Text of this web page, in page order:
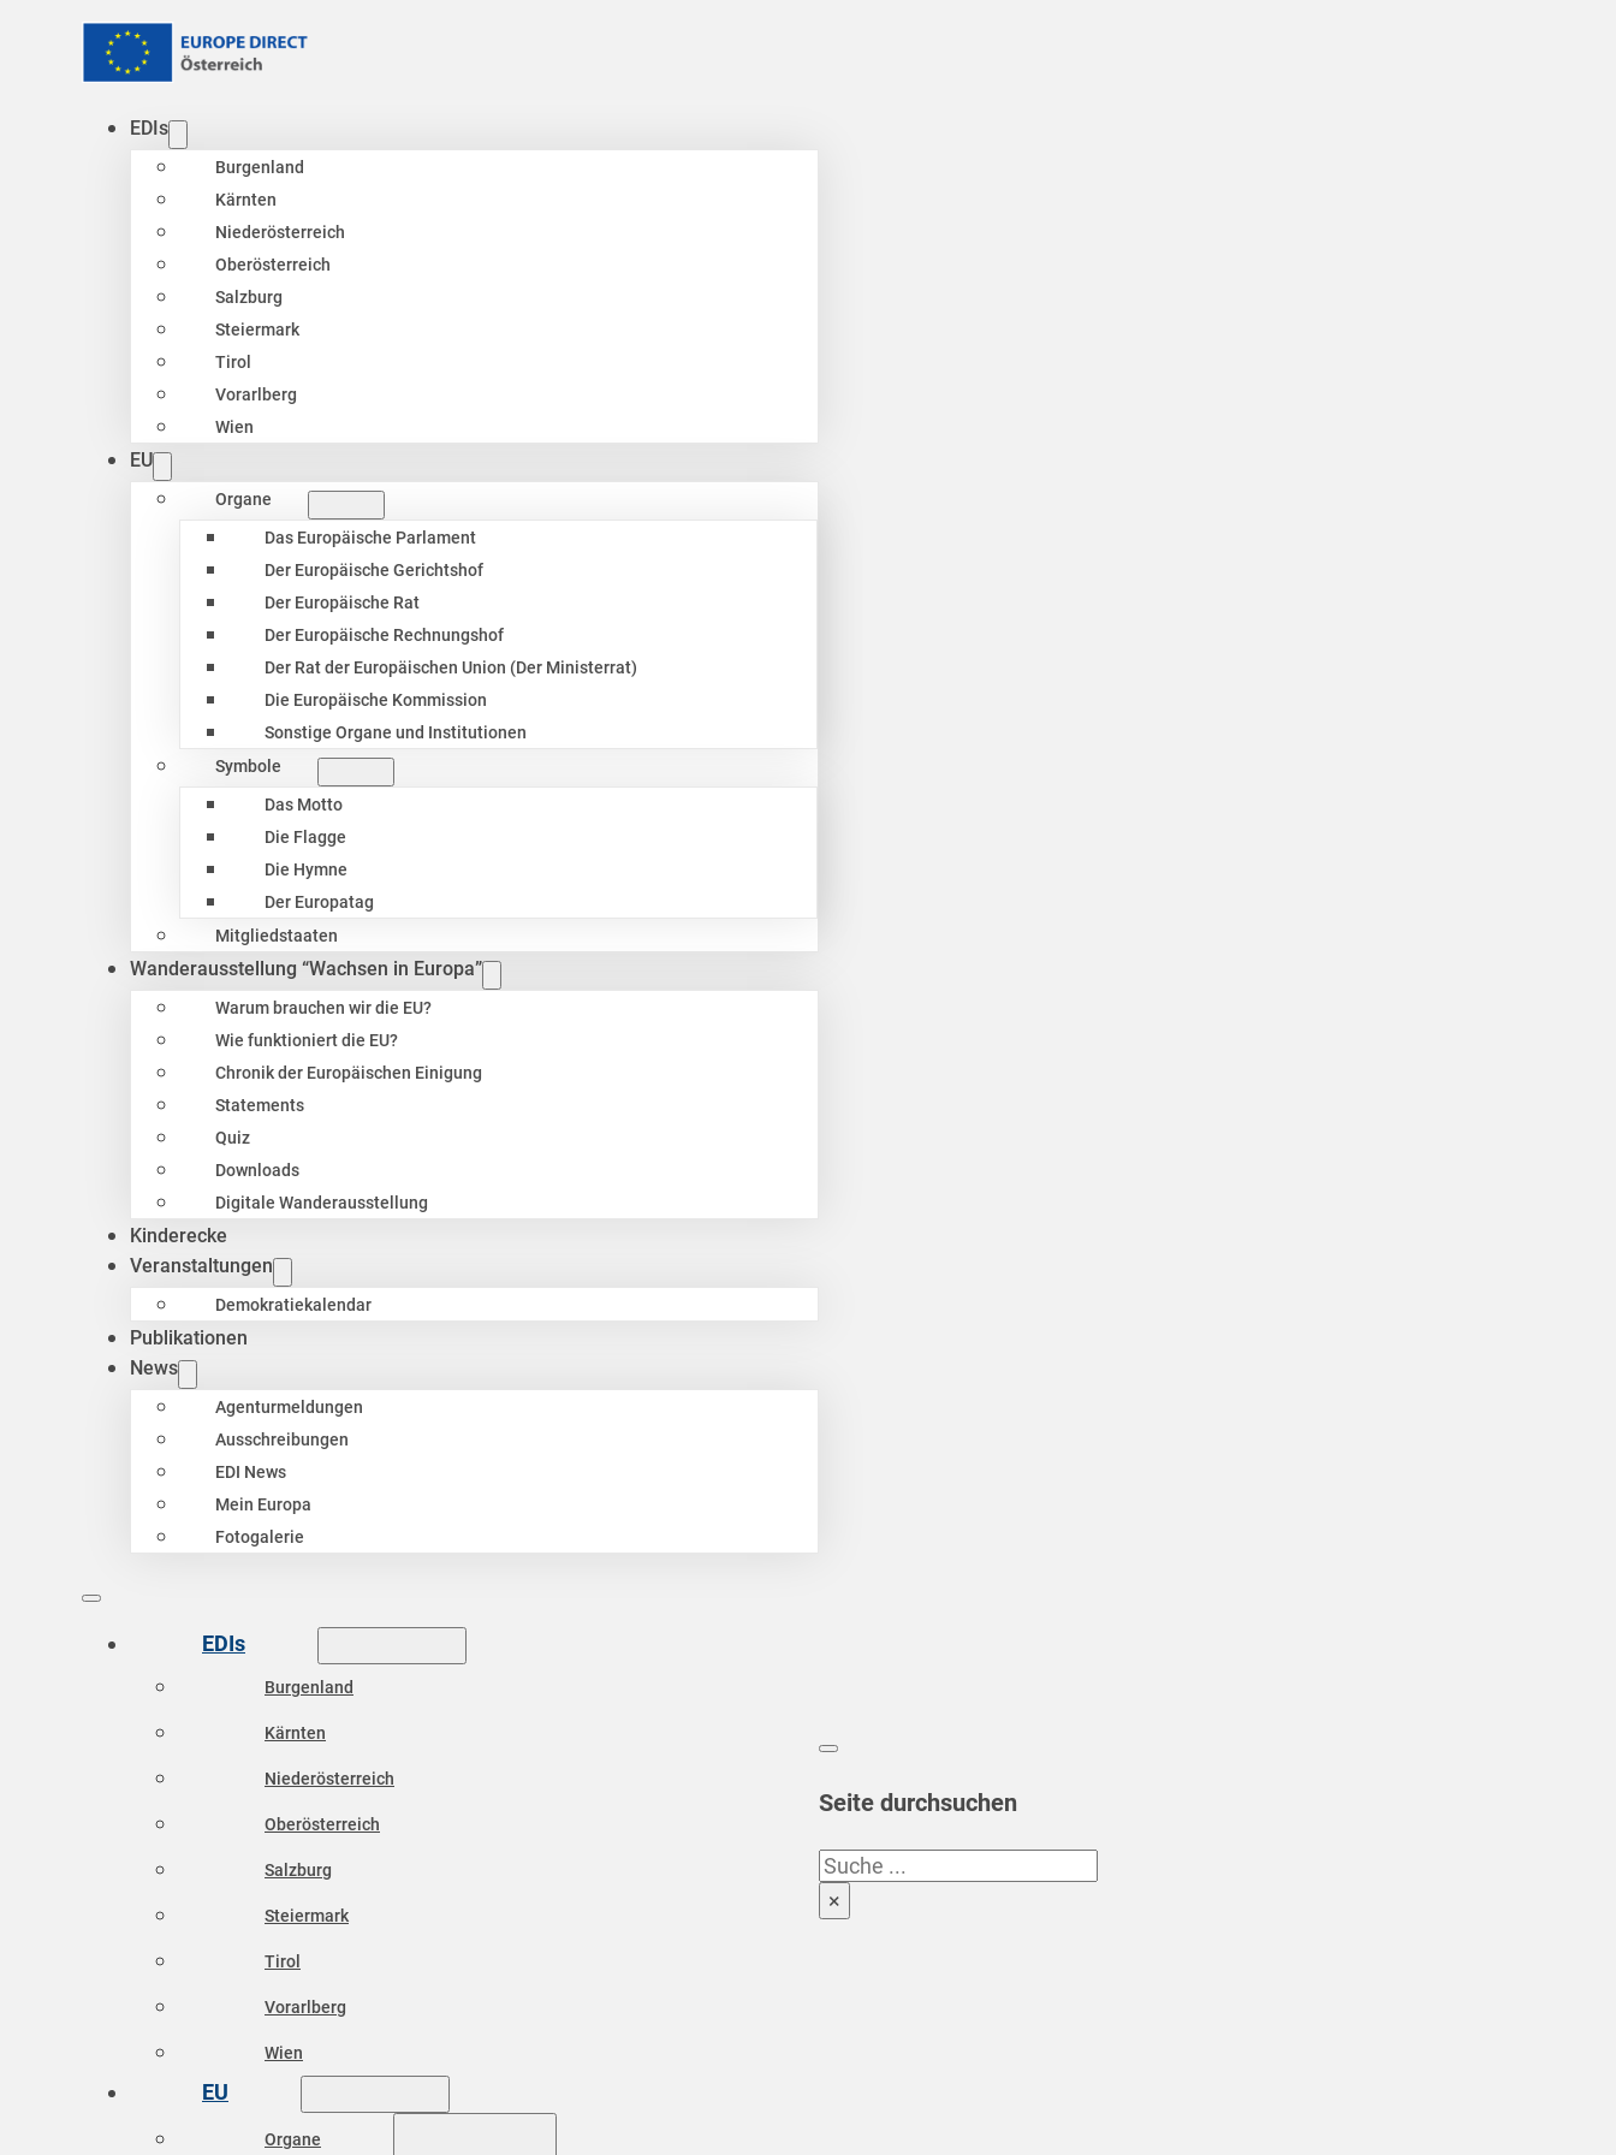
EDIs
Burgenland
Kärnten
Niederösterreich
Oberösterreich
Salzburg
Steiermark
Tirol
Vorarlberg
Wien
EU
Organe
Das Europäische Parlament
Der Europäische Gerichtshof
Der Europäische Rat
Der Europäische Rechnungshof
Der Rat der Europäischen Union (Der Ministerrat)
Die Europäische Kommission
Sonstige Organe und Institutionen
Symbole
Das Motto
Die Flagge
Die Hymne
Der Europatag
Mitgliedstaaten
Wanderausstellung “Wachsen in Europa”
Warum brauchen wir die EU?
Wie funktioniert die EU?
Chronik der Europäischen Einigung
Statements
Quiz
Downloads
Digitale Wanderausstellung
Kinderecke
Veranstaltungen
Demokratiekalendar
Publikationen
News
Agenturmeldungen
Ausschreibungen
EDI News
Mein Europa
Fotogalerie
EDIs
Burgenland
Kärnten
Niederösterreich
Oberösterreich
Salzburg
Steiermark
Tirol
Vorarlberg
Wien
EU
Organe
Seite durchsuchen
Suchen
×